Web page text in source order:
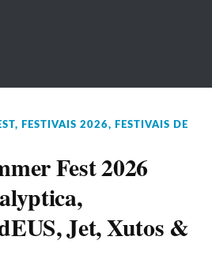
, FESTIVAIS 2026,
FESTIVAIS DE
Fest 2026
Jet, Xutos &